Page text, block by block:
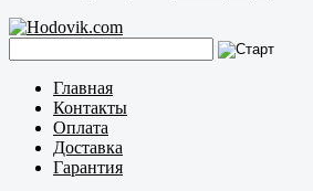
Главная
Контакты
Оплата
Доставка
Гарантия